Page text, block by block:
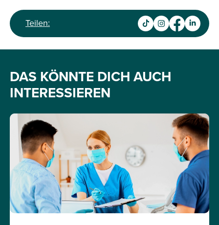
Teilen:
DAS KÖNNTE DICH AUCH
INTERESSIEREN